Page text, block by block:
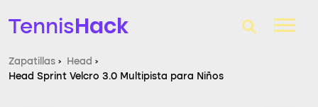
TennisHack
T-Finder
Zapatillas › Head ›
Head Sprint Velcro 3.0 Multipista para Niños